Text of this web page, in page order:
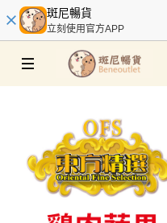
斑尼暢貨
立刻使用官方APP